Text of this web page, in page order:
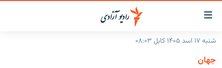
لینک‌های
قابل
دسترسی
شنبه ۱۷ اسد ۱۴۰۵ کابل ۰۸:۰۳
جهان